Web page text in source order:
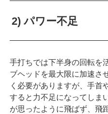
2) パワー不足
手打ちでは下半身の回転を
ブヘッドを最大限に加速さ
く必要がありますが、手首
すると力不足になってしま
が思ったように飛ばず、飛